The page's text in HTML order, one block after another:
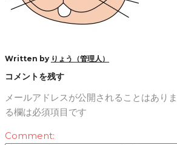
Written by りょう（管理人）
コメントを残す
メールアドレスが公開されることはありま
る欄は必須項目です
Comment: